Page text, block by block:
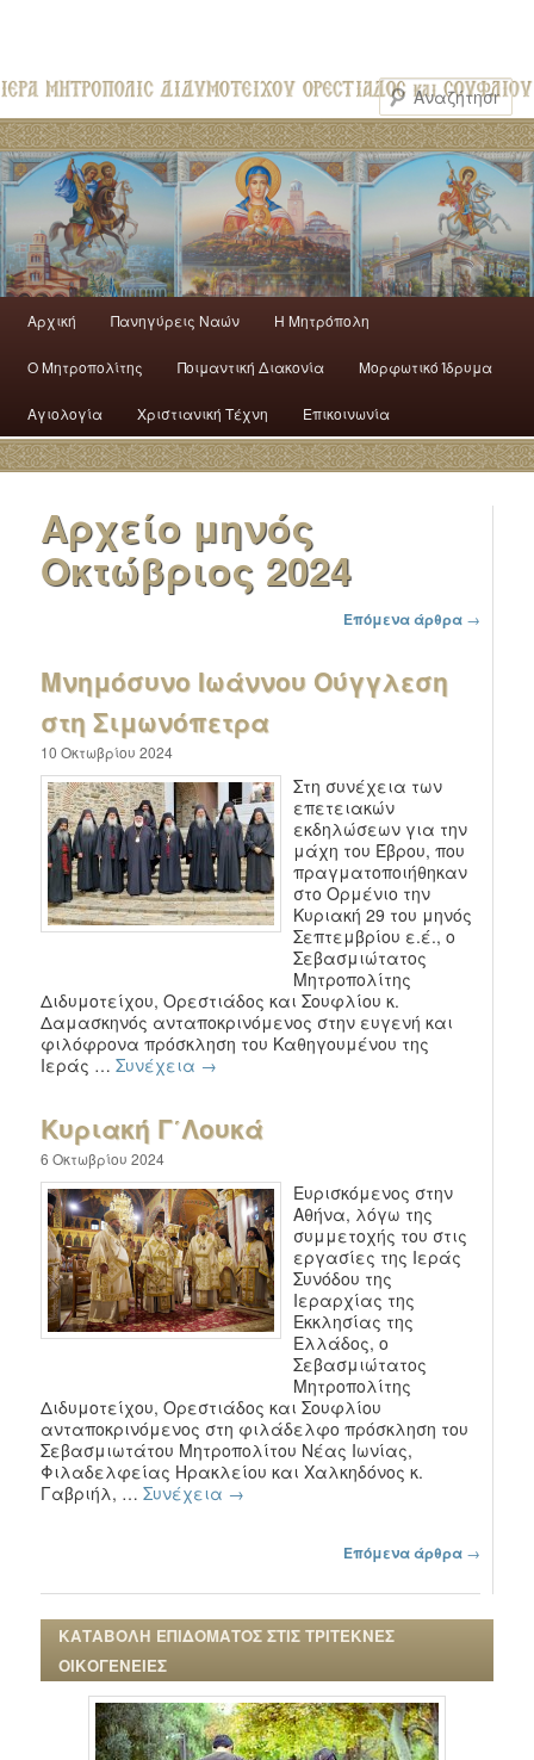
Αρχική Πανηγύρεις Ναών H Mητρόπολη
Ο Mητροπολίτης Ποιμαντική Διακονία Μορφωτικό Ίδρυμα
Αγιολογία Χριστιανική Τέχνη Επικοινωνία
Αρχείο μηνός
Οκτώβριος 2024
Επόμενα άρθρα →
Μνημόσυνο Ιωάννου Ούγγλεση
στη Σιμωνόπετρα
10 Οκτωβρίου 2024
Στη συνέχεια των
επετειακών
εκδηλώσεων για την
μάχη του Έβρου, που
πραγματοποιήθηκαν
στο Ορμένιο την
Κυριακή 29 του μηνός
Σεπτεμβρίου ε.έ., ο
Σεβασμιώτατος
Μητροπολίτης
Διδυμοτείχου, Ορεστιάδος και Σουφλίου κ.
Δαμασκηνός ανταποκρινόμενος στην ευγενή και
φιλόφρονα πρόσκληση του Καθηγουμένου της
Ιεράς …Συνέχεια →
Κυριακή Γ΄Λουκά
6 Οκτωβρίου 2024
Ευρισκόμενος στην
Αθήνα, λόγω της
συμμετοχής του στις
εργασίες της Ιεράς
Συνόδου της
Ιεραρχίας της
Εκκλησίας της
Ελλάδος, ο
Σεβασμιώτατος
Μητροπολίτης
Διδυμοτείχου, Ορεστιάδος και Σουφλίου
ανταποκρινόμενος στη φιλάδελφο πρόσκληση του
Σεβασμιωτάτου Μητροπολίτου Νέας Ιωνίας,
Φιλαδελφείας Ηρακλείου και Χαλκηδόνος κ.
Γαβριήλ, …Συνέχεια →
Επόμενα άρθρα →
ΚΑΤΑΒΟΛΗ ΕΠΙΔΟΜΑΤΟΣ ΣΤΙΣ ΤΡΙΤΕΚΝΕΣ
ΟΙΚΟΓΕΝΕΙΕΣ